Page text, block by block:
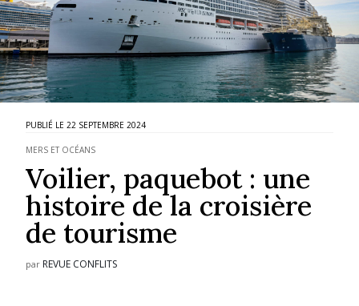
22 SEPTEMBRE 2024
MERS ET OCÉANS
Voilier, paquebot : une
histoire de la croisière
de tourisme
par REVUE CONFLITS